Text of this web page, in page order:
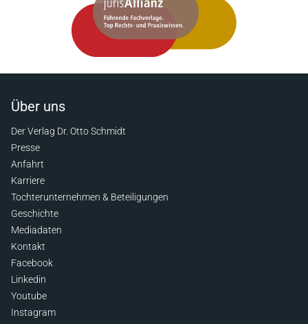
Über uns
Der Verlag Dr. Otto Schmidt
Presse
Anfahrt
Karriere
Tochterunternehmen & Beteiligungen
Geschichte
Mediadaten
Kontakt
Facebook
Linkedin
Youtube
Instagram